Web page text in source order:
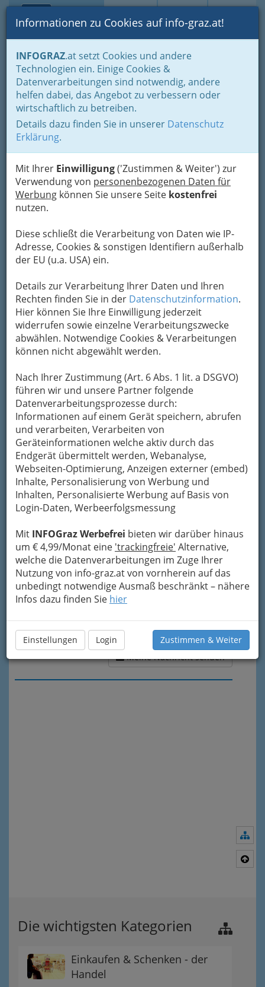
Suche Login Toggle
Informationen zu Cookies auf info-graz.at!
INFOGRAZ.at setzt Cookies und andere
Technologien ein. Einige Cookies &
Datenverarbeitungen sind notwendig, andere
helfen dabei, das Angebot zu verbessern oder
wirtschaftlich zu betreiben.
Details dazu finden Sie in unserer Datenschutz
Erklärung.
Mit Ihrer Einwilligung('Zustimmen & Weiter') zur
Verwendung von personenbezogenen Daten für
Werbung können Sie unsere Seite kostenfrei
nutzen.
Diese schließt die Verarbeitung von Daten wie IP-
Adresse, Cookies & sonstigen Identifiern außerhalb
der EU (u.a. USA) ein.
Details zur Verarbeitung Ihrer Daten und Ihren
Rechten finden Sie in der Datenschutzinformation.
Hier können Sie Ihre Einwilligung jederzeit
widerrufen sowie einzelne Verarbeitungszwecke
abwählen. Notwendige Cookies & Verarbeitungen
können nicht abgewählt werden.
Nach Ihrer Zustimmung (Art. 6 Abs. 1 lit. a DSGVO)
führen wir und unsere Partner folgende
Datenverarbeitungsprozesse durch:
Informationen auf einem Gerät speichern, abrufen
und verarbeiten, Verarbeiten von
Geräteinformationen welche aktiv durch das
Endgerät übermittelt werden, Webanalyse,
Webseiten-Optimierung, Anzeigen externer (embed)
Inhalte, Personalisierung von Werbung und
Inhalten, Personalisierte Werbung auf Basis von
Login-Daten, Werbeerfolgsmessung
Mit INFOGraz Werbefrei bieten wir darüber hinaus
um € 4,99/Monat eine 'trackingfreie' Alternative,
welche die Datenverarbeitungen im Zuge Ihrer
Nutzung von info-graz.at von vornherein auf das
unbedingt notwendige Ausmaß beschränkt – nähere
Infos dazu finden Sie hier
Einstellungen Login Zustimmen & Weiter
Home Branchen
Astrid Pinter
Spielfeld 249, 8471 Spielfeld
0650 / 602 5 602
+43 650 602 56 02
Karte
Kontaktaufnahme
Um die Info-Graz Firmenvor Spam-Mails zu
bewahren, verwenden wir an dieser Stelle zur
Übermittlung Ihrer Nachricht ein sicheres
Formular. Ihre Nachricht wird nach dem
Absenden umgehend per Mail an das
Unternehmen Astrid Pinter - Ägyptischer Tanz &
Mein Name
Meine Email Adresse
Mein Betreff
Meine Nachricht
Meine Nachricht senden
Die wichtigsten Kategorien
Einkaufen & Schenken - der
Handel